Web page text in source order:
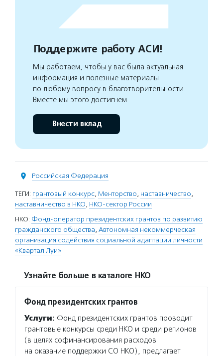
Поддержите работу АСИ!
Мы работаем, чтобы у вас была актуальная
информация и полезные материалы
по любому вопросу в благотворительности.
Вместе мы этого достигнем
Внести вклад
Российская Федерация
ТЕГИ: грантовый конкурс, Менторство, наставничество,
наставничество в НКО, НКО-сектор России
НКО: Фонд-оператор президентских грантов по развитию
гражданского общества, Автономная некоммерческая
организация содействия социальной адаптации личности
«Квартал Луи»
Узнайте больше в каталоге НКО
Фонд президентских грантов
Услуги: Фонд президентских грантов проводит
грантовые конкурсы среди НКО и среди регионов
(в целях софинансирования расходов
на оказание поддержки СО НКО), предлагает